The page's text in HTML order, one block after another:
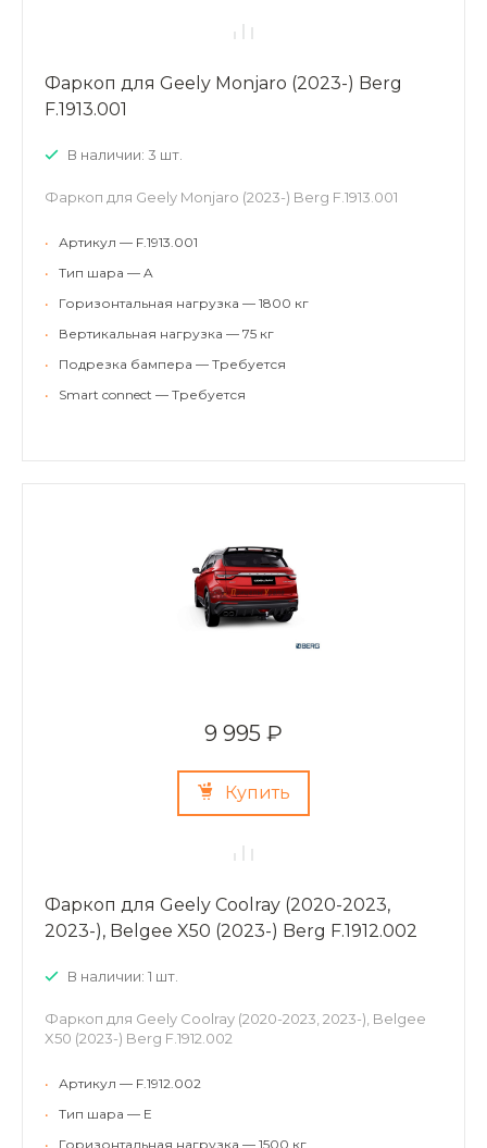
Фаркоп для Geely Monjaro (2023-) Berg
F.1913.001
В наличии: 3 шт.
Фаркоп для Geely Monjaro (2023-) Berg F.1913.001
•
Артикул — F.1913.001
•
Тип шара — A
•
Горизонтальная нагрузка — 1800 кг
•
Вертикальная нагрузка — 75 кг
•
Подрезка бампера — Требуется
•
Smart connect — Требуется
9 995 ₽
Купить
Фаркоп для Geely Coolray (2020-2023,
2023-), Belgee X50 (2023-) Berg F.1912.002
В наличии: 1 шт.
Фаркоп для Geely Coolray (2020-2023, 2023-), Belgee
X50 (2023-) Berg F.1912.002
•
Артикул — F.1912.002
•
Тип шара — E
•
Горизонтальная нагрузка — 1500 кг